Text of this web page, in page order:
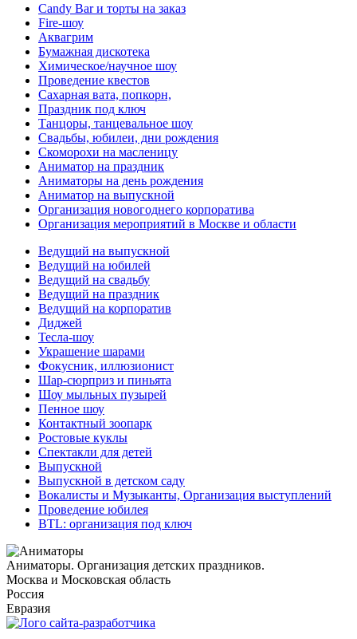
Candy Bar и торты на заказ
Fire-шоу
Аквагрим
Бумажная дискотека
Химическое/научное шоу
Проведение квестов
Сахарная вата, попкорн,
Праздник под ключ
Танцоры, танцевальное шоу
Свадьбы, юбилеи, дни рождения
Скоморохи на масленицу
Аниматор на праздник
Аниматоры на день рождения
Аниматор на выпускной
Организация новогоднего корпоратива
Организация мероприятий в Москве и области
Ведущий на выпускной
Ведущий на юбилей
Ведущий на свадьбу
Ведущий на праздник
Ведущий на корпоратив
Диджей
Тесла-шоу
Украшение шарами
Фокусник, иллюзионист
Шар-сюрприз и пиньята
Шоу мыльных пузырей
Пенное шоу
Контактный зоопарк
Ростовые куклы
Спектакли для детей
Выпускной
Выпускной в детском саду
Вокалисты и Музыканты, Организация выступлений
Проведение юбилея
BTL: организация под ключ
Аниматоры. Организация детских праздников.
Москва и Московская область
Россия
Евразия